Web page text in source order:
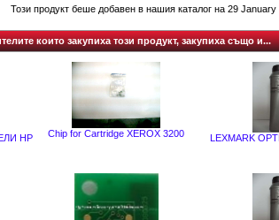
Този продукт беше добавен в нашия каталог на 29 January
които закупиха този продукт, закупиха също и...
HP
Chip for Cartridge XEROX 3200 LEXMARK